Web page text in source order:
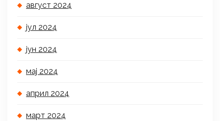
август 2024
јул 2024
јун 2024
мај 2024
април 2024
март 2024